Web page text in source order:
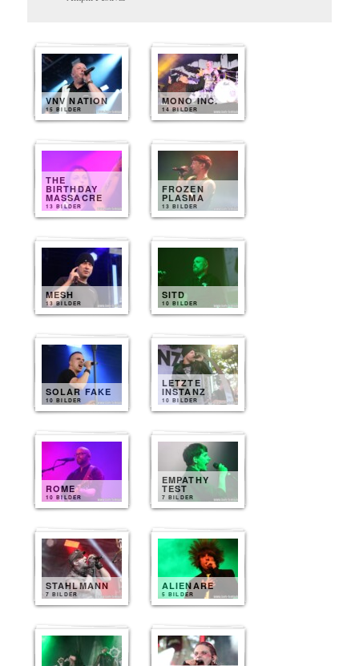
VNV NATION
15 BILDER
MONO INC.
14 BILDER
THE
BIRTHDAY
MASSACRE
13 BILDER
FROZEN
PLASMA
13 BILDER
MESH
13 BILDER
SITD
10 BILDER
SOLAR FAKE
10 BILDER
LETZTE
INSTANZ
10 BILDER
ROME
10 BILDER
EMPATHY
TEST
7 BILDER
STAHLMANN
7 BILDER
ALIENARE
5 BILDER